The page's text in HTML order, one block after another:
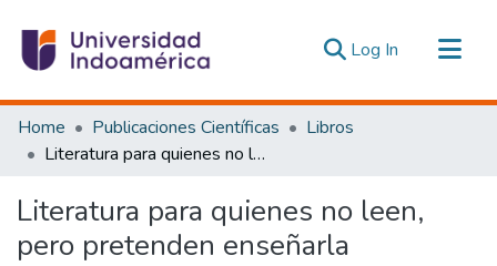
Log In (current)
Communities & Collections
All of DSpace
Estadísticas Externas
Home Publicaciones Científicas
Libros
Literatura para quienes no leen, pero pretenden enseñarla
Literatura para quienes no leen,
pero pretenden enseñarla